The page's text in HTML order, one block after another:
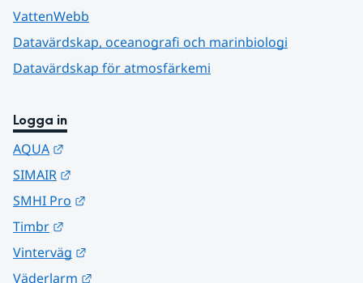
VattenWebb
Datavärdskap, oceanografi och marinbiologi
Datavärdskap för atmosfärkemi
Logga in
AQUA
SIMAIR
SMHI Pro
Timbr
Vinterväg
Väderlarm